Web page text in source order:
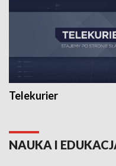
Telekurier
NAUKA I